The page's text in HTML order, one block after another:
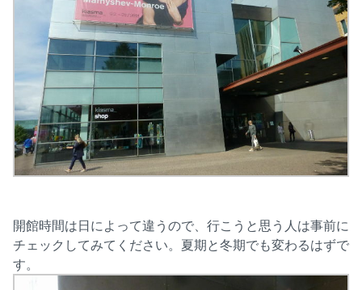
開館時間は日によって違うので、行こうと思う人は事前に
チェックしてみてください。夏期と冬期でも変わるはずで
す。